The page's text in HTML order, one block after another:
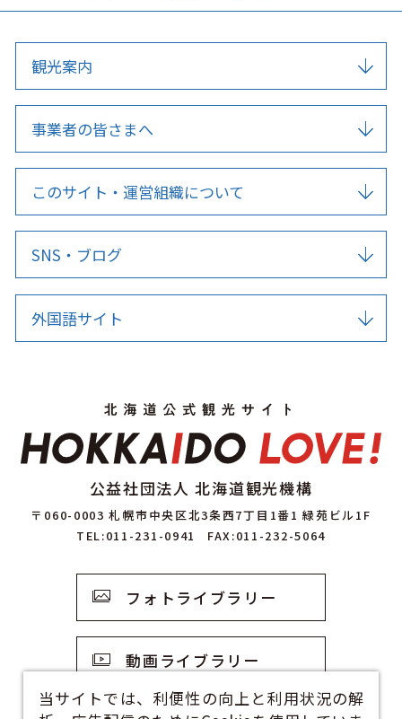
観光案内
事業者の皆さまへ
このサイト・運営組織について
SNS・ブログ
外国語サイト
公益社団法人 北海道観光機構
〒060-0003 札幌市中央区北3条西7丁目1番1 緑苑ビル1F
TEL:011-231-0941
FAX:011-232-5064
フォトライブラリー
動画ライブラリー
当サイトでは、利便性の向上と利用状況の解